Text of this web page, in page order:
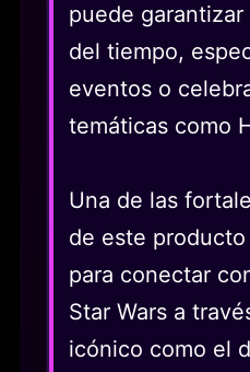
puede
del tiempo,
eventos o
temáticas como
Una de las
de este
para conectar
Star Wars a
icónico como el